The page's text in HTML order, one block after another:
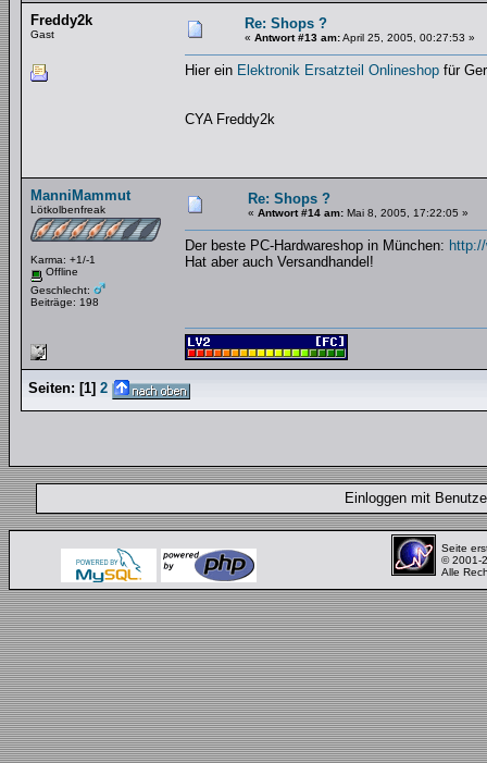
Freddy2k
Gast
Re: Shops ?
« Antwort #13 am:April 25, 2005, 00:27:53 »
Hier ein Elektronik Ersatzteil Onlineshop für
CYA Freddy2k
ManniMammut
Lötkolbenfreak
Karma: +1/-1
Offline
Geschlecht:
Beiträge: 198
Re: Shops ?
« Antwort #14 am: Mai 8, 2005, 17:22:05 »
Der beste PC-Hardwareshop in München:
Hat aber auch Versandhandel!
Seiten: [1] 2
Einloggen mit
Seite
© 2001-
Alle